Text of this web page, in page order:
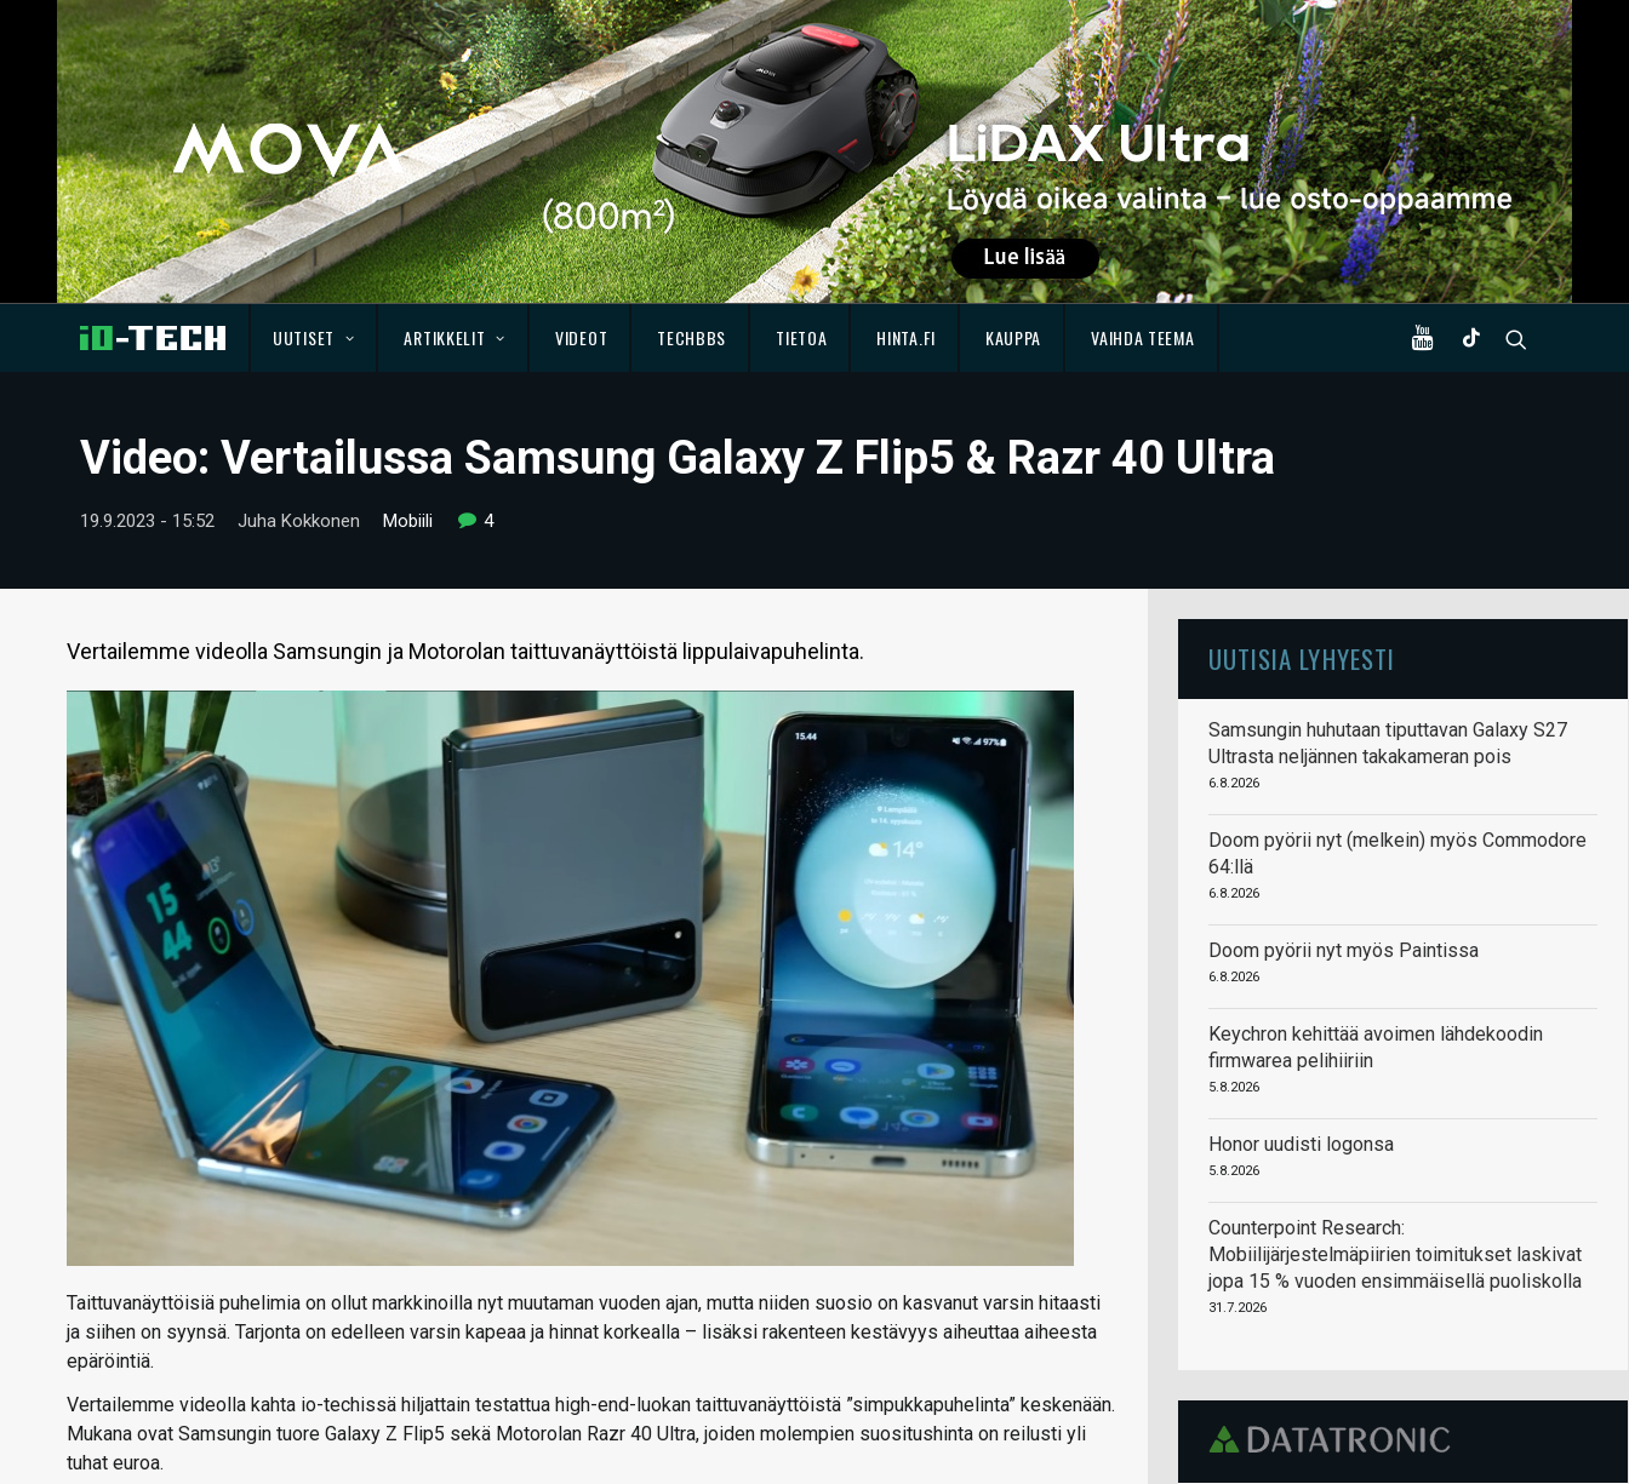
UUTISET ARTIKKELIT VIDEOT TECHBBS TIETOA HINTA.FI KAUPPA VAIHDA TEEMA
Video: Vertailussa Samsung Galaxy Z Flip5 & Razr 40 Ultra
19.9.2023 - 15:52 Juha Kokkonen Mobiili 4
Vertailemme videolla Samsungin ja Motorolan taittuvanäyttöistä lippulaivapuhelinta.
Taittuvanäyttöisiä puhelimia on ollut markkinoilla nyt muutaman vuoden ajan, mutta niiden suosio on kasvanut varsin hitaasti
ja siihen on syynsä. Tarjonta on edelleen varsin kapeaa ja hinnat korkealla – lisäksi rakenteen kestävyys aiheuttaa aiheesta
epäröintiä.
Vertailemme videolla kahta io-techissä hiljattain testattua high-end-luokan taittuvanäyttöistä ”simpukkapuhelinta” keskenään.
Mukana ovat Samsungin tuore Galaxy Z Flip5 sekä Motorolan Razr 40 Ultra, joiden molempien suositushinta on reilusti yli
tuhat euroa.
UUTISIA LYHYESTI
Samsungin huhutaan tiputtavan Galaxy S27
Ultrasta neljännen takakameran pois
6.8.2026
Doom pyörii nyt (melkein) myös Commodore
64:llä
6.8.2026
Doom pyörii nyt myös Paintissa
6.8.2026
Keychron kehittää avoimen lähdekoodin
firmwarea pelihiiriin
5.8.2026
Honor uudisti logonsa
5.8.2026
Counterpoint Research:
Mobiilijärjestelmäpiirien toimitukset laskivat
jopa 15 % vuoden ensimmäisellä puoliskolla
31.7.2026